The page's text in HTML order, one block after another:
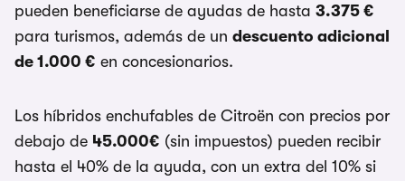
pueden beneficiarse de ayudas de hasta 3.375 €
para turismos, además de un descuento adicional
de 1.000 € en concesionarios.
Los híbridos enchufables de Citroën con precios por
debajo de 45.000€ (sin impuestos) pueden recibir
hasta el 40% de la ayuda, con un extra del 10% si